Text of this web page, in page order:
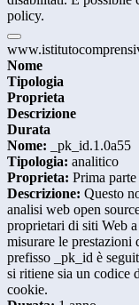
policy.
Nome
Tipologia
Proprieta
Descrizione
Durata
Nome: _pk_id.1.0a55
Tipologia: analitico
Proprieta: Prima parte
Descrizione: Questo
analisi web open
proprietari di siti Web
misurare le
prefisso _pk_id è
si ritiene sia un codice
cookie.